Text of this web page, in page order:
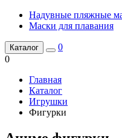
Надувные пляжные
Маски для плавания
Каталог
0
0
Главная
Каталог
Игрушки
Фигурки